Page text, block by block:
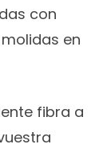
con
en
fibra a